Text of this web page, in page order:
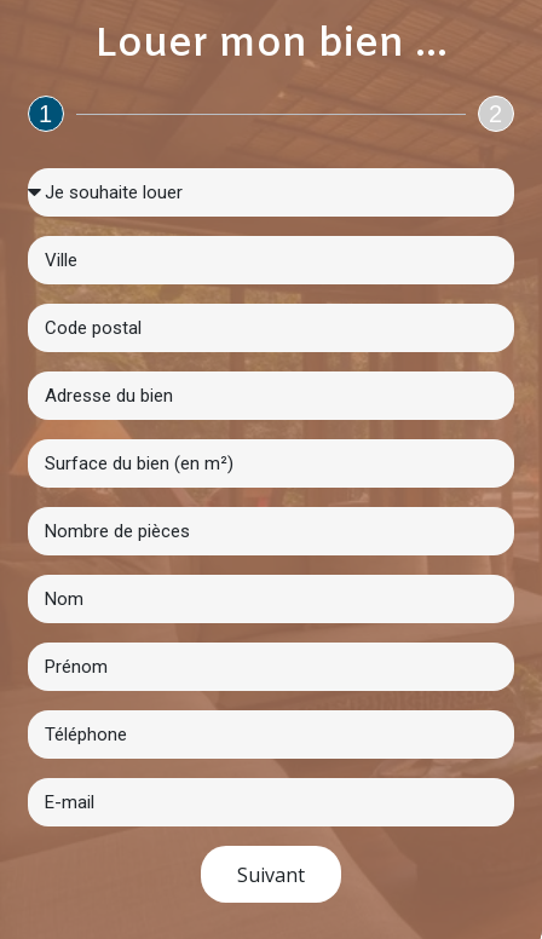
Louer mon bien ...
1 2
Suivant